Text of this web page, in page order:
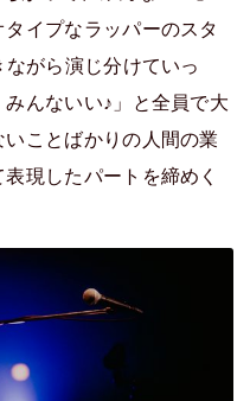
イプなラッパーのスタ
がら演じ分けていっ
んないい♪」と全員で大
ことばかりの人間の業
現したパートを締めく